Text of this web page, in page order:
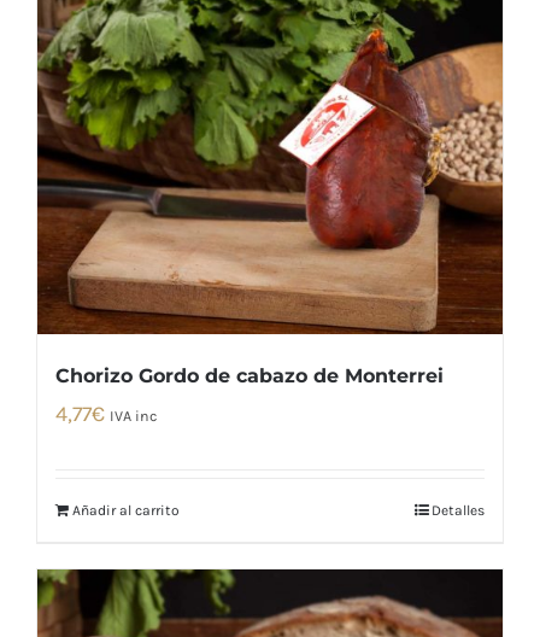
Chorizo Gordo de cabazo de Monterrei
4,77€ IVA inc
Añadir al carrito Detalles